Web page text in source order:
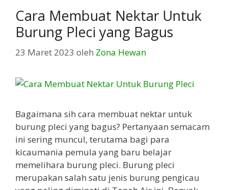
Cara Membuat Nektar Untuk
Burung Pleci yang Bagus
23 Maret 2023 oleh Zona Hewan
Bagaimana sih cara membuat nektar untuk
burung pleci yang bagus? Pertanyaan semacam
ini sering muncul, terutama bagi para
kicaumania pemula yang baru belajar
memelihara burung pleci. Burung pleci
merupakan salah satu jenis burung pengicau